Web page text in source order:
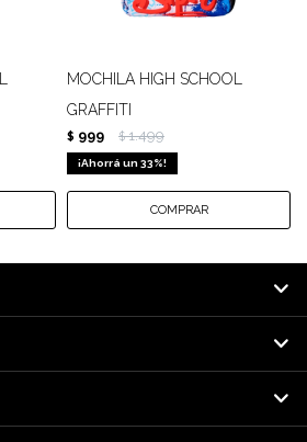
MOCHILA HIGH SCHOOL
GRAFFITI
$ 999 $ 1.499
33